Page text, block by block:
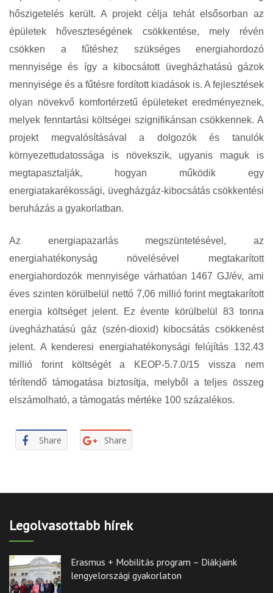
hőszigetelés került. A projekt célja tehát elsősorban az
épületek hőveszteségének csökkentése, mely révén
csökken a fűtéshez szükséges energiahordozó
mennyisége és így a kibocsátott üvegházhatású gázok
mennyisége és a fűtésre fordított kiadások is. A fejlesztések
olyan növekvő komfortérzetű épületeket eredményeznek,
melyek fenntartási költségei szignifikánsan csökkennek. A
projekt megvalósításával a dolgozók és tanulók
környezettudatossága is növekszik, ugyanis maguk is
megtapasztalják, hogyan működik egy
energiatakarékossági, üvegházgáz-kibocsátás csökkentési
beruházás a gyakorlatban.
Az energiapazarlás megszüntetésével, az
energiahatékonyság növelésével megtakarított
energiahordozók mennyisége várhatóan 1467 GJ/év, ami
éves szinten körülbelül nettó 7,06 millió forint megtakarított
energia költséget jelent. Ez évente körülbelül 83 tonna
üvegházhatású gáz (szén-dioxid) kibocsátás csökkenést
jelent. A kenderesi energiahatékonysági felújítás 132.43
millió forint költségét a KEOP-5.7.0/15 vissza nem
térítendő támogatása biztosítja, melyből a teljes összeg
elszámolható, a támogatás mértéke 100 százalékos.
Share Share
Legolvasottabb hírek
Erasmus + Mobilitás program – Diákjaink
lengyelországi gyakorlaton